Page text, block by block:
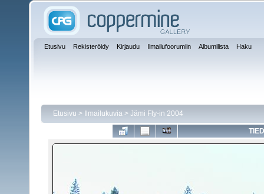
Etusivu Rekisteröidy Kirjaudu Ilmailufoorumiin Albumilista Haku
Etusivu > Ilmailukuvia > Jämi Fly-in 2004